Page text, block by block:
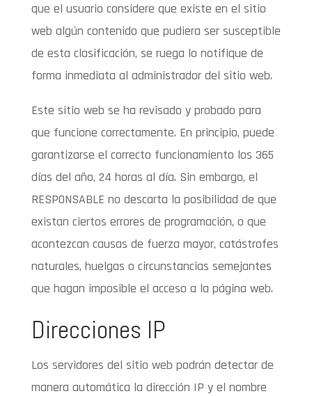
que el usuario considere que existe en el sitio
web algún contenido que pudiera ser susceptible
de esta clasificación, se ruega lo notifique de
forma inmediata al administrador del sitio web.
Este sitio web se ha revisado y probado para
que funcione correctamente. En principio, puede
garantizarse el correcto funcionamiento los 365
días del año, 24 horas al día. Sin embargo, el
RESPONSABLE no descarta la posibilidad de que
existan ciertos errores de programación, o que
acontezcan causas de fuerza mayor, catástrofes
naturales, huelgas o circunstancias semejantes
que hagan imposible el acceso a la página web.
Direcciones IP
Los servidores del sitio web podrán detectar de
manera automática la dirección IP y el nombre